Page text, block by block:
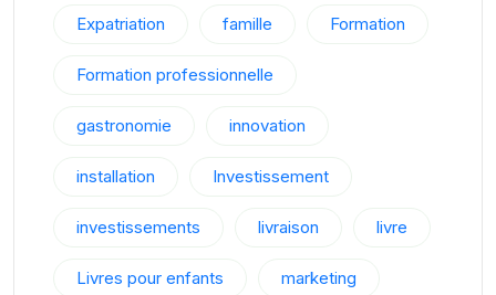
Expatriation famille Formation
Formation professionnelle
gastronomie innovation
installation Investissement
investissements livraison livre
Livres pour enfants marketing